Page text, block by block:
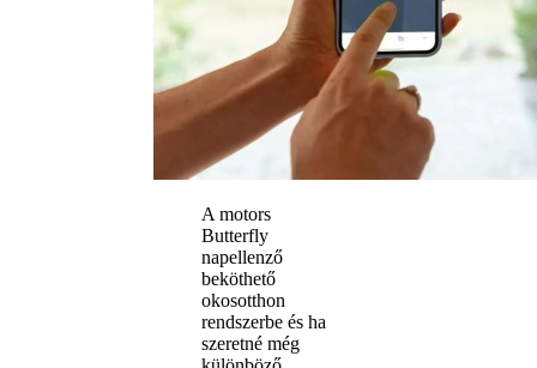
A motors
Butterfly
napellenző
beköthető
okosotthon
rendszerbe és ha
szeretné még